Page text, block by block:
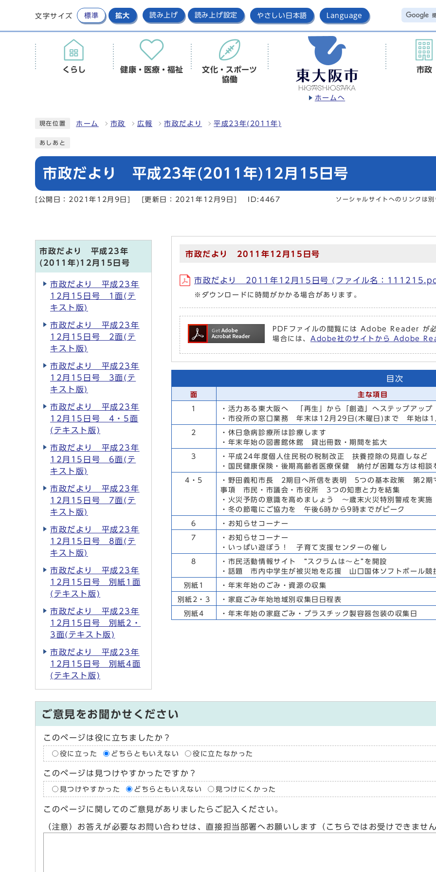
文字サイズ 標準 拡大 読み上げ 読み上げ設定 やさしい日本語 Language
ホームへ
くらし 健康・医療・福祉
文化・スポーツ
協働
市政
現在位置 ホーム 市政 広報 市政だより 平成23年(2011年)
あしあと
市政だより 平成23年(2011年)12月15日号
[公開日：2021年12月9日] [更新日：2021年12月9日] ID:4467 ソーシャルサイトへのリンクは
市政だより 2011年12月15日号
市政だより 2011年12月15日号 (ファイル名：
※ダウンロードに時間がかかる場合があります。
PDFファイルの閲覧には Adobe Reader が
場合には、 Adobe社のサイトから Adobe
目次
面 主な項目
1
・活力ある東大阪へ 「再生」から「創造」へステップアップ
・市役所の窓口業務 年末は12月29日(木曜日)まで 年始は1
2
・休日急病診療所は診療します
・年末年始の図書館休館 貸出冊数・期間を拡大
3
・平成24年度個人住民税の税制改正 扶養控除の見直しなど
・国民健康保険・後期高齢者医療保健 納付が困難な方は相談
4・5
・野田義和市長 2期目へ所信を表明 5つの基本政策 第2期
事項 市民・市議会・市役所 3つの知恵と力を結集
・火災予防の意識を高めましょう ～歳末火災特別警戒を実施
・冬の節電にご協力を 午後6時から9時までがピーク
6 ・お知らせコーナー
7
・お知らせコーナー
・いっぱい遊ぼう！ 子育て支援センターの催し
8
・市民活動情報サイト “スクラムは～と”を開設
・話題 市内中学生が被災地を応援 山口国体ソフトボール競
別紙1 ・年末年始のごみ・資源の収集
別紙2・3 ・家庭ごみ年始地域別収集日日程表
別紙4 ・年末年始の家庭ごみ・プラスチック製容器包装の収集日
市政だより 平成23年
(2011年)12月15日号
市政だより 平成23年
12月15日号 1面(テ
キスト版)
市政だより 平成23年
12月15日号 2面(テ
キスト版)
市政だより 平成23年
12月15日号 3面(テ
キスト版)
市政だより 平成23年
12月15日号 4・5面
(テキスト版)
市政だより 平成23年
12月15日号 6面(テ
キスト版)
市政だより 平成23年
12月15日号 7面(テ
キスト版)
市政だより 平成23年
12月15日号 8面(テ
キスト版)
市政だより 平成23年
12月15日号 別紙1面
(テキスト版)
市政だより 平成23年
12月15日号 別紙2・
3面(テキスト版)
市政だより 平成23年
12月15日号 別紙4面
(テキスト版)
ご意見をお聞かせください
このページは役に立ちましたか？
役に立った どちらともいえない 役に立たなかった
このページは見つけやすかったですか？
見つけやすかった どちらともいえない 見つけにくかった
このページに関してのご意見がありましたらご記入ください。
（注意）お答えが必要なお問い合わせは、直接担当部署へお願いします（こちらではお受けできませ